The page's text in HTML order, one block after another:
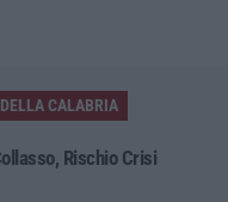
CALABRIA
Rischio Crisi